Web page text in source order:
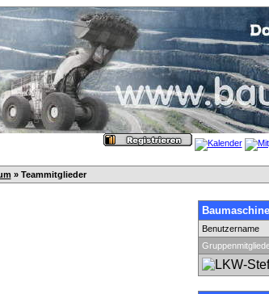
» Teammitglieder
Benutzername